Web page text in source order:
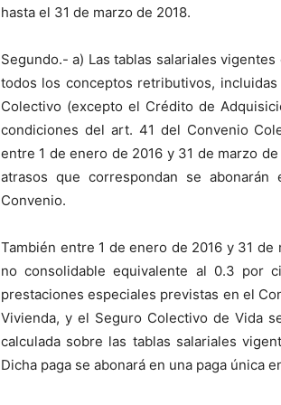
hasta el 31 de marzo de 2018.
Segundo.- a) Las tablas salariales
todos los conceptos retributivos,
Colectivo (excepto el Crédito de
condiciones del art. 41 del Convenio
entre 1 de enero de 2016 y 31 de marzo
atrasos que correspondan se
Convenio.
También entre 1 de enero de 2016 y 31 de
no consolidable equivalente al 0.3 por
prestaciones especiales previstas en el
Vivienda, y el Seguro Colectivo de Vida
calculada sobre las tablas salariales
Dicha paga se abonará en una paga única